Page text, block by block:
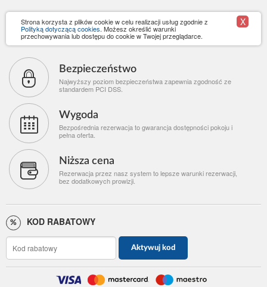
Strona korzysta z plików cookie w celu realizacji usług zgodnie z
Polityką dotyczącą cookies. Możesz określić warunki
przechowywania lub dostępu do cookie w Twojej przeglądarce.
X
Bezpieczeństwo
Najwyższy poziom bezpieczeństwa zapewnia zgodność ze
standardem PCI DSS.
Wygoda
Bezpośrednia rezerwacja to gwarancja dostępności pokoju i
pełna oferta.
Niższa cena
Rezerwacja przez nasz system to lepsze warunki rezerwacji,
bez dodatkowych prowizji.
KOD RABATOWY
Aktywuj kod